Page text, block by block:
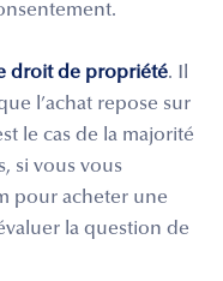
droit de propriété. Il
l’achat repose sur
le cas de la majorité
si vous vous
pour acheter une
la question de